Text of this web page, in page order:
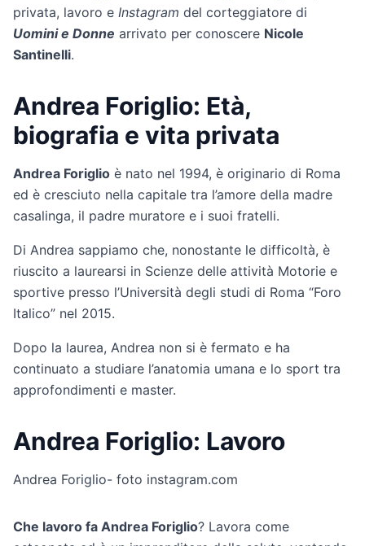
privata, lavoro e Instagram del corteggiatore di
Uomini e Donne arrivato per conoscere Nicole
Santinelli.
Andrea Foriglio: Età,
biografia e vita privata
Andrea Foriglio è nato nel 1994, è originario di Roma
ed è cresciuto nella capitale tra l’amore della madre
casalinga, il padre muratore e i suoi fratelli.
Di Andrea sappiamo che, nonostante le difficoltà, è
riuscito a laurearsi in Scienze delle attività Motorie e
sportive presso l’Università degli studi di Roma “Foro
Italico” nel 2015.
Dopo la laurea, Andrea non si è fermato e ha
continuato a studiare l’anatomia umana e lo sport tra
approfondimenti e master.
Andrea Foriglio: Lavoro
Andrea Foriglio- foto instagram.com
Che lavoro fa Andrea Foriglio? Lavora come